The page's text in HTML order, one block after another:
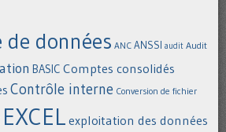
de données ANC ANSSI audit Audit
BASIC Comptes consolidés
Contrôle interne Conversion de fichier
EXCEL exploitation des données